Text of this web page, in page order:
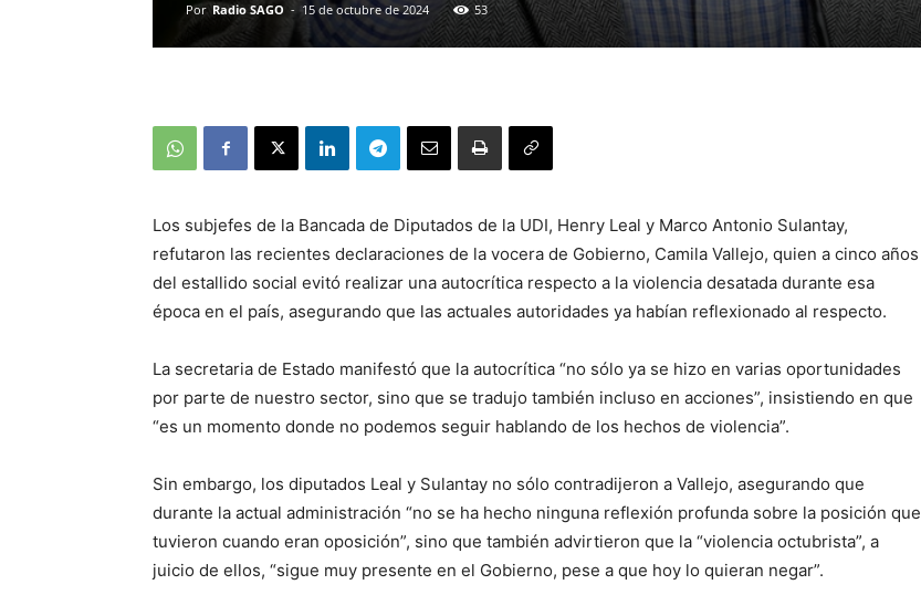
Por Radio SAGO - 15 de octubre de 2024 53
Los subjefes de la Bancada de Diputados de la UDI, Henry Leal y Marco Antonio Sulantay,
refutaron las recientes declaraciones de la vocera de Gobierno, Camila Vallejo, quien a cinco años
del estallido social evitó realizar una autocrítica respecto a la violencia desatada durante esa
época en el país, asegurando que las actuales autoridades ya habían reflexionado al respecto.
La secretaria de Estado manifestó que la autocrítica “no sólo ya se hizo en varias oportunidades
por parte de nuestro sector, sino que se tradujo también incluso en acciones”, insistiendo en que
“es un momento donde no podemos seguir hablando de los hechos de violencia”.
Sin embargo, los diputados Leal y Sulantay no sólo contradijeron a Vallejo, asegurando que
durante la actual administración “no se ha hecho ninguna reflexión profunda sobre la posición que
tuvieron cuando eran oposición”, sino que también advirtieron que la “violencia octubrista”, a
juicio de ellos, “sigue muy presente en el Gobierno, pese a que hoy lo quieran negar”.